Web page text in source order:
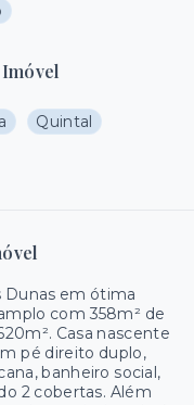
Quintal
Dunas em ótima
com 358m² de
Casa nascente
pé direito duplo,
banheiro social,
2 cobertas. Além